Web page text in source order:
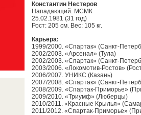
Константин Нестеров
Нападающий. МСМК
25.02.1981 (31 год)
Рост: 205 см. Вес: 105 кг.
Карьера:
1999/2000. «Спартак» (Санкт-
2002/2003. «Арсенал» (Тула)
2002/2003. «Спартак» (Санкт-
2003/2006. «Локомотив-Ростов»
2006/2007. УНИКС (Казань)
2007/2008. «Спартак» (Санкт-
2008/2009. «Спартак-Приморье»
2009/2010. «Триумф» (Люберцы)
2010/2011. «Красные Крылья»
2011/2012. «Спартак-Приморье»